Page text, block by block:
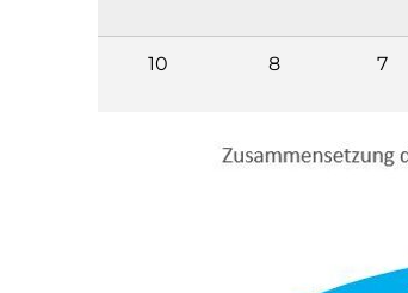
10 8 7